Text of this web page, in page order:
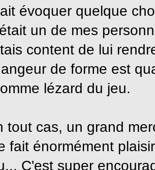
évoquer quelque
un de mes
content de lui
de forme est
lézard du jeu.
tout cas, un grand
fait énormément
C'est super